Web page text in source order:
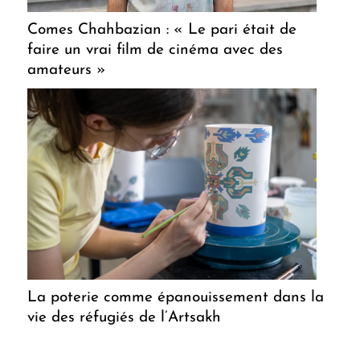
Comes Chahbazian : « Le pari était de
faire un vrai film de cinéma avec des
amateurs »
La poterie comme épanouissement dans la
vie des réfugiés de l’Artsakh